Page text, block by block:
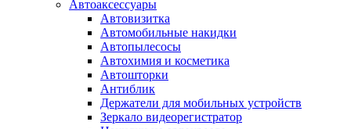
Автоаксессуары
Автовизитка
Автомобильные накидки
Автопылесосы
Автохимия и косметика
Автошторки
Антиблик
Держатели для мобильных устройств
Зеркало видеорегистратор